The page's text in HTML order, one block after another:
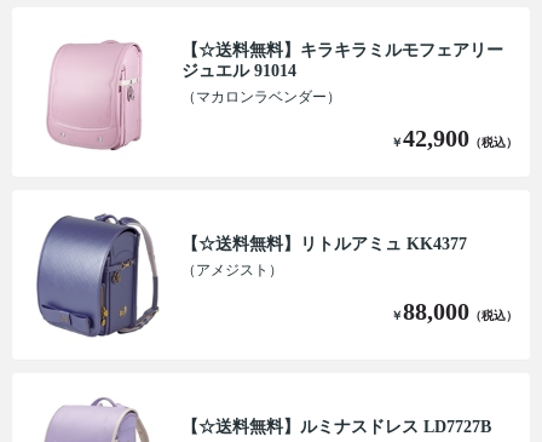
【☆送料無料】キラキラミルモフェアリー
ジュエル 91014
（マカロンラベンダー）
￥42,900 （税込）
【☆送料無料】リトルアミュ KK4377
（アメジスト）
￥88,000 （税込）
【☆送料無料】ルミナスドレス LD7727B